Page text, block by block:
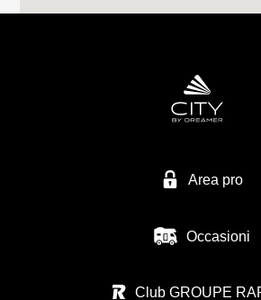
ZANINI CAMPER SRL
Area pro
Occasioni
Club GROUPE